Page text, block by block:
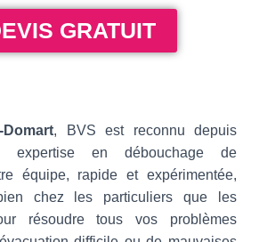
GRATUIT
Domart, BVS est reconnu depuis
expertise en débouchage de
équipe, rapide et expérimentée,
chez les particuliers que les
résoudre tous vos problèmes